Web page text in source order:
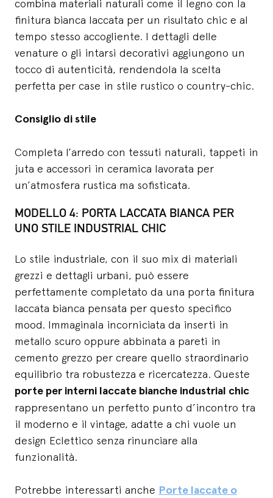
combina materiali naturali come il legno con la
finitura bianca laccata per un risultato chic e al
tempo stesso accogliente. I dettagli delle
venature o gli intarsi decorativi aggiungono un
tocco di autenticità, rendendola la scelta
perfetta per case in stile rustico o country-chic.
Consiglio di stile
Completa l’arredo con tessuti naturali, tappeti in
juta e accessori in ceramica lavorata per
un’atmosfera rustica ma sofisticata.
MODELLO 4: PORTA LACCATA BIANCA PER
UNO STILE INDUSTRIAL CHIC
Lo stile industriale, con il suo mix di materiali
grezzi e dettagli urbani, può essere
perfettamente completato da una porta finitura
laccata bianca pensata per questo specifico
mood. Immaginala incorniciata da inserti in
metallo scuro oppure abbinata a pareti in
cemento grezzo per creare quello straordinario
equilibrio tra robustezza e ricercatezza. Queste
porte per interni laccate bianche industrial chic
rappresentano un perfetto punto d’incontro tra
il moderno e il vintage, adatte a chi vuole un
design Eclettico senza rinunciare alla
funzionalità.
Potrebbe interessarti anche Porte laccate o